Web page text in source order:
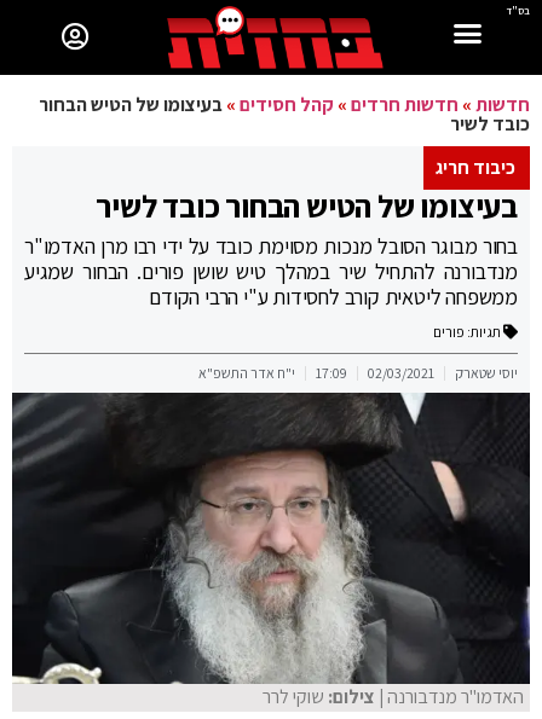
בס"ד
חדשות» חדשות חרדים» קהל חסידים»בעיצומו של הטיש הבחור
כובד לשיר
כיבוד חריג
בעיצומו של הטיש הבחור כובד לשיר
בחור מבוגר הסובל מנכות מסוימת כובד על ידי רבו מרן האדמו"ר
מנדבורנה להתחיל שיר במהלך טיש שושן פורים. הבחור שמגיע
ממשפחה ליטאית קורב לחסידות ע"י הרבי הקודם
תגיות: פורים
יוסי שטארק 02/03/2021
17:09 י"ח אדר התשפ"א
האדמו"ר מנדבורנה| צילום: שוקי לרר